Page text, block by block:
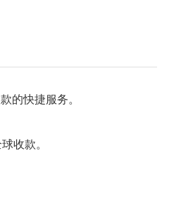
的快捷服务。
收款。